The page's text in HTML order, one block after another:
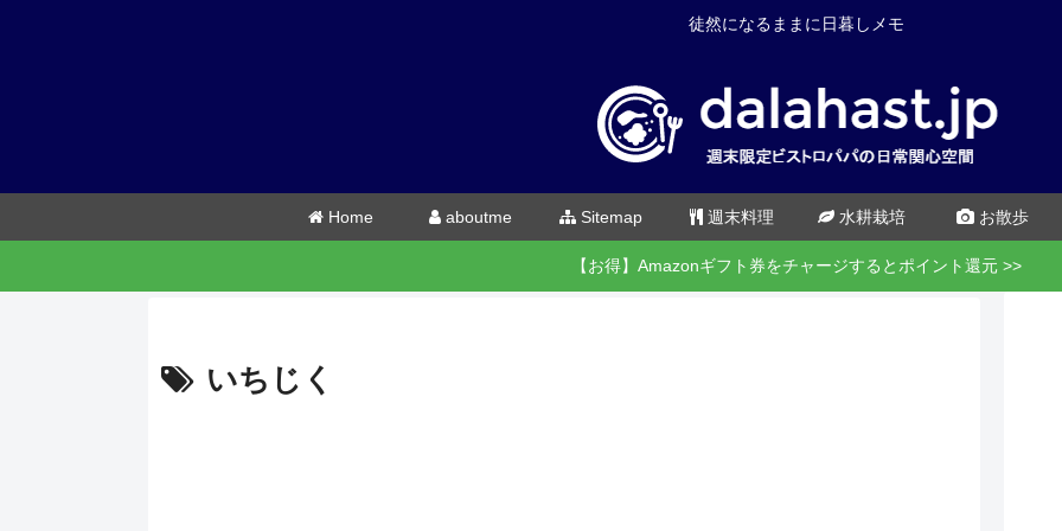
徒然になるままに日暮しメモ
Home aboutme Sitemap 週末料理 水耕栽培 お散歩
【お得】Amazonギフト券をチャージするとポイント還元 >>
いちじく